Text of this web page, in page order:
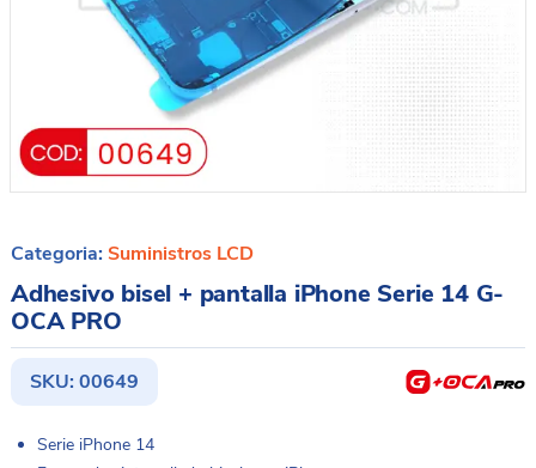
Categoria: Suministros LCD
Adhesivo bisel + pantalla iPhone Serie 14 G-
OCA PRO
SKU: 00649
Serie iPhone 14